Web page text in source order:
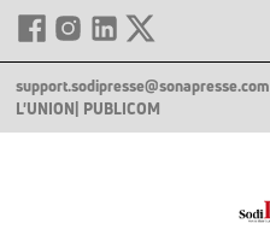
support.sodipresse@sonapresse.com
L'UNION | PUBLICOM